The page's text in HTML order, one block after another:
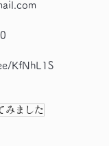
KfNhL1S
みました